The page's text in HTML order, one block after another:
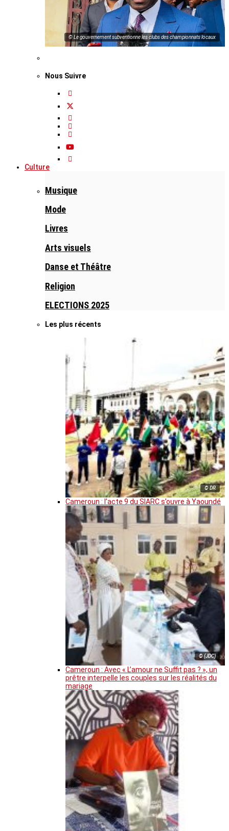
© Le gouvernement subventionne les clubs des championnats locaux
Nous Suivre
Culture
Musique
Mode
Livres
Arts visuels
Danse et Théâtre
Religion
ELECTIONS 2025
Les plus récents
© DR
Cameroun : l’acte 9 du SIARC s’ouvre à Yaoundé
© (JDC)
Cameroun : Avec « L’amour ne Suffit pas ? », un
prêtre interpelle les couples sur les réalités du
mariage